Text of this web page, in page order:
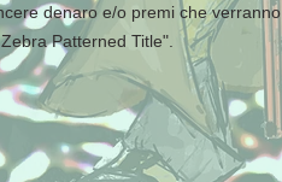
denaro e/o premi che verranno
Patterned Title".